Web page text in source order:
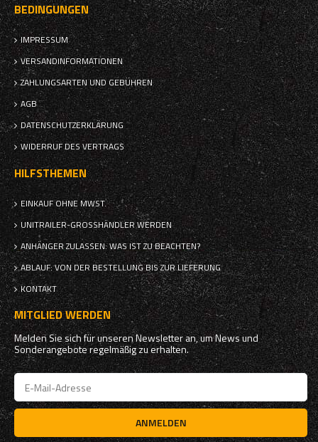
BEDINGUNGEN
IMPRESSUM
VERSANDINFORMATIONEN
ZAHLUNGSARTEN UND GEBÜHREN
AGB
DATENSCHUTZERKLÄRUNG
WIDERRUF DES VERTRAGS
HILFSTHEMEN
EINKAUF OHNE MWST.
UNITRAILER-GROSSHÄNDLER WERDEN
ANHÄNGER ZULASSEN: WAS IST ZU BEACHTEN?
ABLAUF: VON DER BESTELLUNG BIS ZUR LIEFERUNG
KONTAKT
MITGLIED WERDEN
Melden Sie sich für unseren Newsletter an, um News und
Sonderangebote regelmäßig zu erhalten.
ANMELDEN